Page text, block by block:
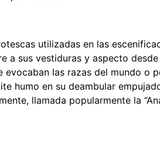
utilizadas en las
a sus vestiduras y aspecto
evocaban las razas del mundo o
humo en su deambular
llamada popularmente la